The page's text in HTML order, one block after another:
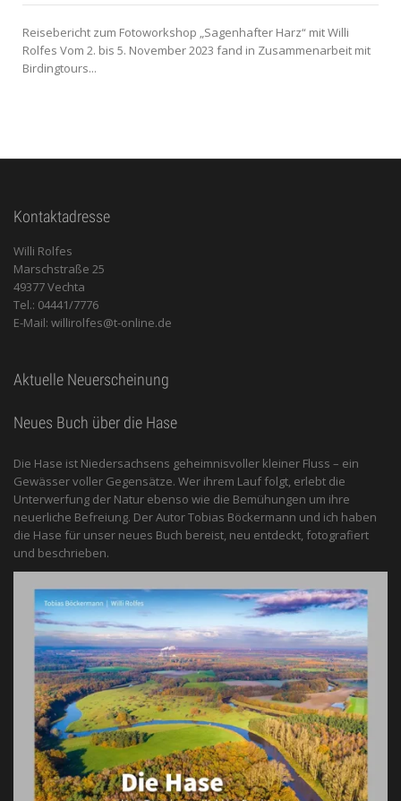
Reisebericht zum Fotoworkshop „Sagenhafter Harz“ mit Willi
Rolfes Vom 2. bis 5. November 2023 fand in Zusammenarbeit mit
Birdingtours...
Kontaktadresse
Willi Rolfes
Marschstraße 25
49377 Vechta
Tel.: 04441/7776
E-Mail: willirolfes@t-online.de
Aktuelle Neuerscheinung
Neues Buch über die Hase
Die Hase ist Niedersachsens geheimnisvoller kleiner Fluss – ein
Gewässer voller Gegensätze. Wer ihrem Lauf folgt, erlebt die
Unterwerfung der Natur ebenso wie die Bemühungen um ihre
neuerliche Befreiung. Der Autor Tobias Böckermann und ich haben
die Hase für unser neues Buch bereist, neu entdeckt, fotografiert
und beschrieben.